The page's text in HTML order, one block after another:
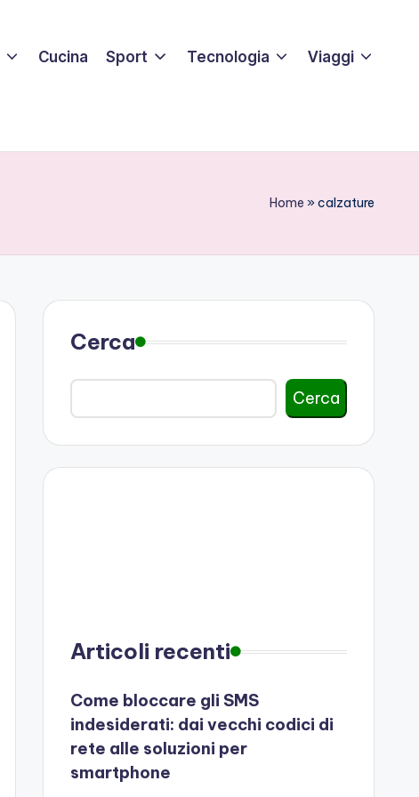
Cucina Sport Tecnologia Viaggi
Home »calzature
Cerca
Cerca
Articoli recenti
Come bloccare gli SMS
indesiderati: dai vecchi codici di
rete alle soluzioni per
smartphone